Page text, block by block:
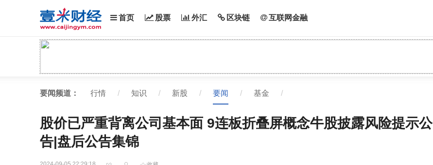
首页 股票 外汇 区块链 互联网金融
要闻频道： 行情 / 知识 / 新股 / 要闻 / 基金 /
股价已严重背离公司基本面 9连板折叠屏概念牛股披露风险提示公
告|盘后公告集锦